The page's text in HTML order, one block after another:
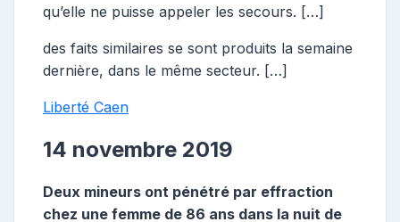
qu’elle ne puisse appeler les secours. […]
des faits similaires se sont produits la semaine
dernière, dans le même secteur. […]
Liberté Caen
14 novembre 2019
Deux mineurs ont pénétré par effraction
chez une femme de 86 ans dans la nuit de